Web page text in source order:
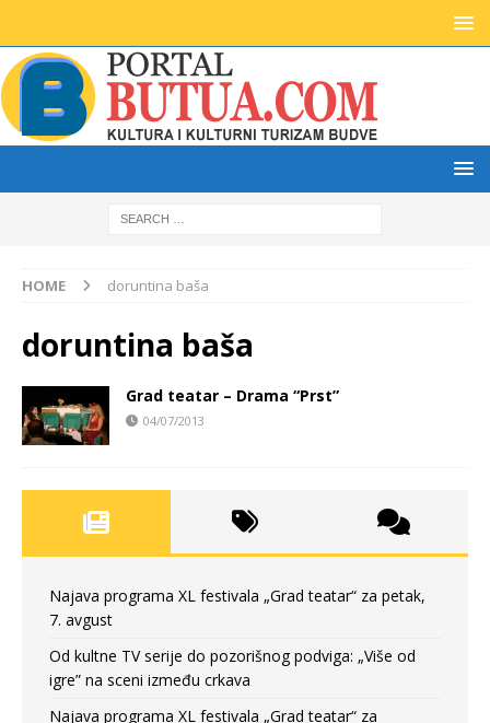
HOME doruntina baša
doruntina baša
Grad teatar – Drama “Prst”
04/07/2013
Najava programa XL festivala „Grad teatar“ za petak,
7. avgust
Od kultne TV serije do pozorišnog podviga: „Više od
igre” na sceni između crkava
Najava programa XL festivala „Grad teatar“ za